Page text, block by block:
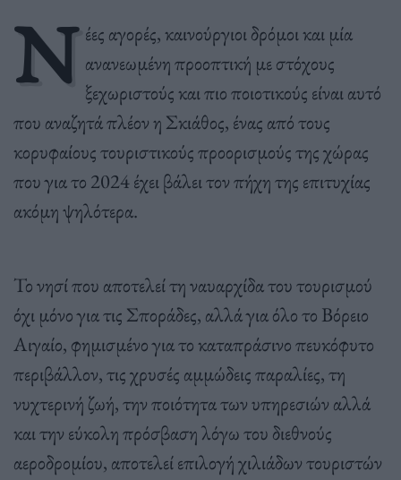
Ν έες αγορές, καινούργιοι δρόμοι και μία
ανανεωμένη προοπτική με στόχους
ξεχωριστούς και πιο ποιοτικούς είναι αυτό
που αναζητά πλέον η Σκιάθος, ένας από τους
κορυφαίους τουριστικούς προορισμούς της χώρας
που για το 2024 έχει βάλει τον πήχη της επιτυχίας
ακόμη ψηλότερα.
Το νησί που αποτελεί τη ναυαρχίδα του τουρισμού
όχι μόνο για τις Σποράδες, αλλά για όλο το Βόρειο
Αιγαίο, φημισμένο για το καταπράσινο πευκόφυτο
περιβάλλον, τις χρυσές αμμώδεις παραλίες, τη
νυχτερινή ζωή, την ποιότητα των υπηρεσιών αλλά
και την εύκολη πρόσβαση λόγω του διεθνούς
αεροδρομίου, αποτελεί επιλογή χιλιάδων τουριστών